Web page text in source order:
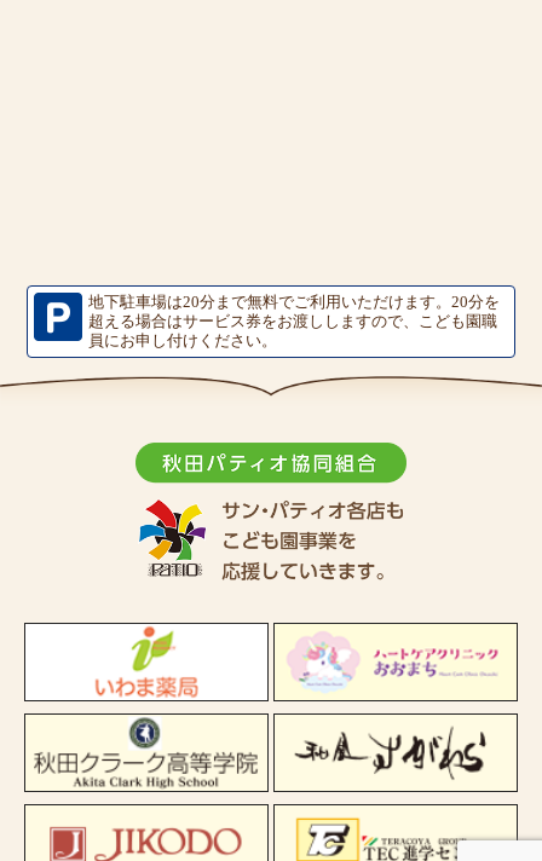
地下駐車場は20分まで無料でご利用いただけます。20分を
超える場合はサービス券をお渡ししますので、こども園職
員にお申し付けください。